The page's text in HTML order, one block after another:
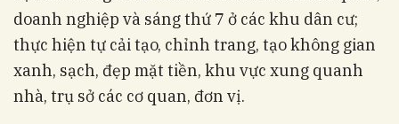
doanh nghiệp và sáng thứ 7 ở các khu dân cư;
thực hiện tự cải tạo, chỉnh trang, tạo không gian
xanh, sạch, đẹp mặt tiền, khu vực xung quanh
nhà, trụ sở các cơ quan, đơn vị.